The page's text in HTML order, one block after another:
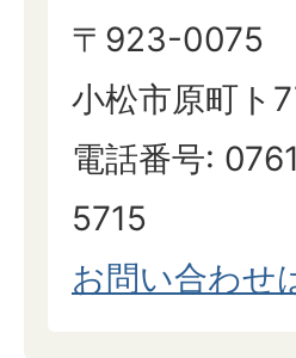
〒923-0075
小松市原町ト
電話番号:
5715
お問い合わせ